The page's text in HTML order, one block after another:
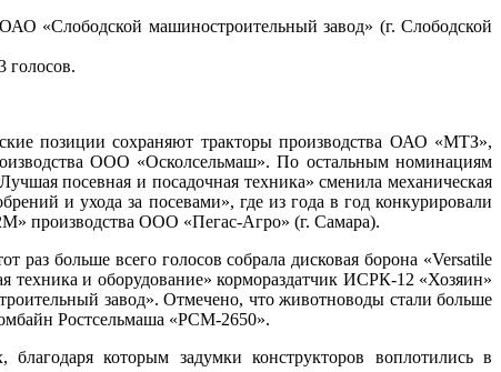
«Слободской машиностроительный завод» (г. Слободской
голосов.
позиции сохраняют тракторы производства ОАО «МТЗ»,
ООО «Осколсельмаш». По остальным номинациям
посевная и посадочная техника» сменила механическая
и ухода за посевами», где из года в год конкурировали
производства ООО «Пегас-Агро» (г. Самара).
больше всего голосов собрала дисковая борона «Versatile
и оборудование» кормораздатчик ИСРК-12 «Хозяин»
завод». Отмечено, что животноводы стали больше
Ростсельмаша «РСМ-2650».
которым задумки конструкторов воплотились в